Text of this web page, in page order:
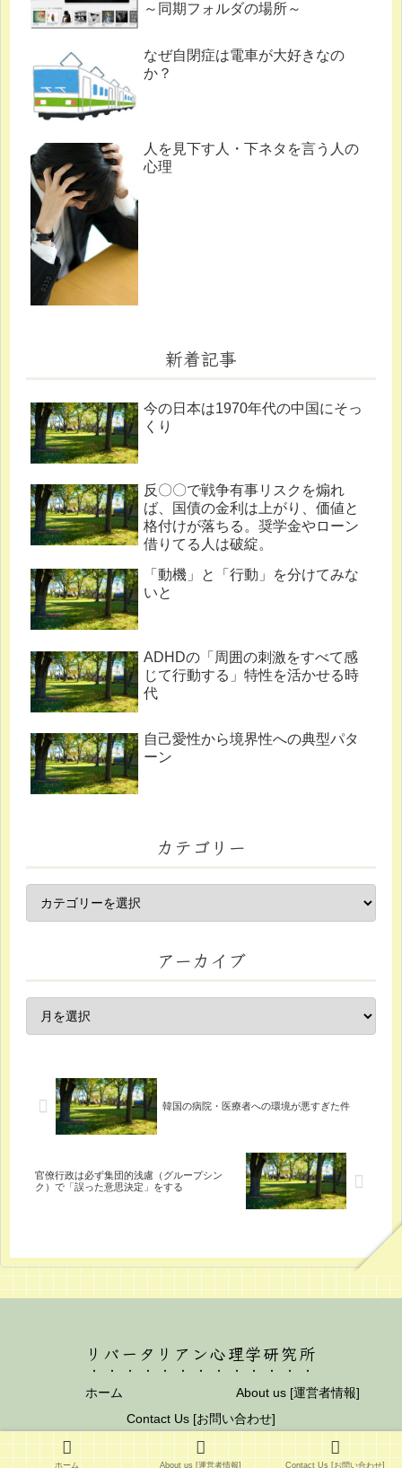
～同期フォルダの場所～
なぜ自閉症は電車が大好きなの
か？
人を見下す人・下ネタを言う人の
心理
新着記事
今の日本は1970年代の中国にそっ
くり
反〇〇で戦争有事リスクを煽れ
ば、国債の金利は上がり、価値と
格付けが落ちる。奨学金やローン
借りてる人は破綻。
「動機」と「行動」を分けてみな
いと
ADHDの「周囲の刺激をすべて感
じて行動する」特性を活かせる時
代
自己愛性から境界性への典型パタ
ーン
カテゴリー
アーカイブ
韓国の病院・医療者への環境が悪すぎた件
官僚行政は必ず集団的浅慮（グループシン
ク）で「誤った意思決定」をする
リバータリアン心理学研究所
ホーム
About us [運営者情報]
Contact Us [お問い合わせ]
© 2012 リバータリアン心理学研究所.
ホーム About us [運営者情報] Contact Us [お問い合わせ]